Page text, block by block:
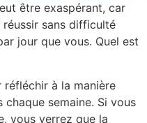
être exaspérant, car
sans difficulté
jour que vous. Quel est
réfléchir à la manière
semaine. Si vous
vous verrez que la